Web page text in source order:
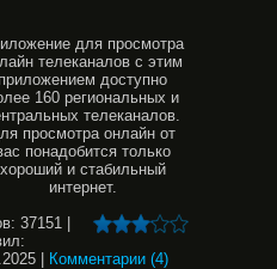
для просмотра
телеканалов с этим
приложением доступно
160 региональных и
телеканалов.
просмотра онлайн от
понадобится только
хороший и стабильный
интернет.
37151
Комментарии (4)